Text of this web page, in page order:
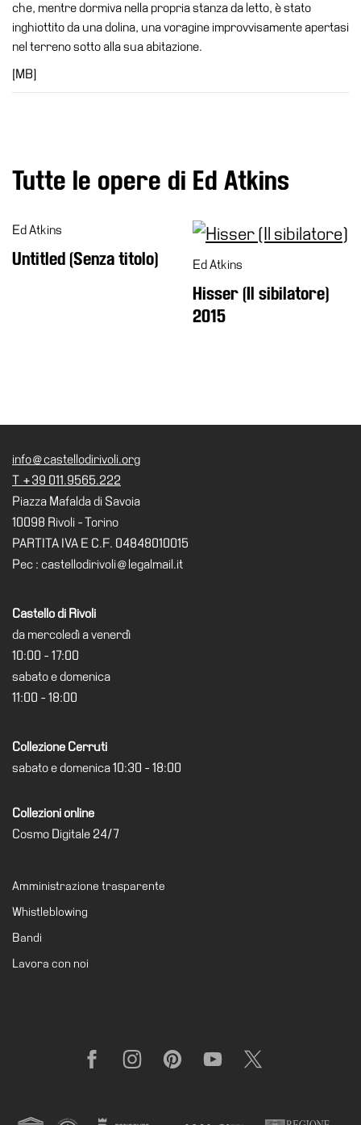
School
Progetti
Tutte
Edificio
Castello
Visita
Shop
Chi
siamo
Area
Media
tuo
evento
Amministrazione
trasparente
che, mentre dormiva nella propria stanza da letto, è stato
inghiottito da una dolina, una voragine improvvisamente apertasi
nel terreno sotto alla sua abitazione.
[MB]
Tutte le opere di Ed Atkins
Ed Atkins
Untitled (Senza titolo) Ed Atkins
Hisser (Il sibilatore)
2015
info@castellodirivoli.org
T +39 011.9565.222
Piazza Mafalda di Savoia
10098 Rivoli - Torino
PARTITA IVA E C.F. 04848010015
Pec : castellodirivoli@legalmail.it
Castello di Rivoli
da mercoledì a venerdì
10:00 - 17:00
sabato e domenica
11:00 - 18:00
Collezione Cerruti
sabato e domenica 10:30 - 18:00
Collezioni online
Cosmo Digitale 24/7
Amministrazione trasparente
Whistleblowing
Bandi
Lavora con noi
FacebookInstagramPinterestYouTube X